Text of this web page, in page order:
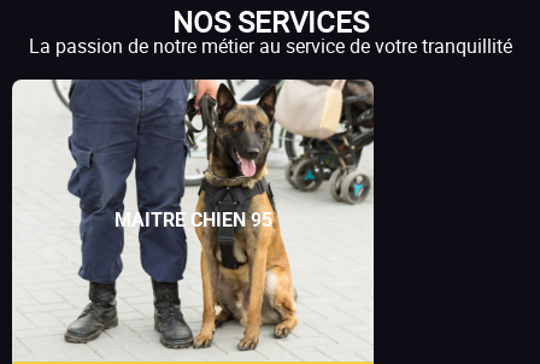
NOS SERVICES
La passion de notre métier au service de votre tranquillité
MAITRE CHIEN 95